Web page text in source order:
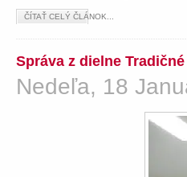
ČÍTAŤ CELÝ ČLÁNOK...
Správa z dielne
Nedeľa, 18